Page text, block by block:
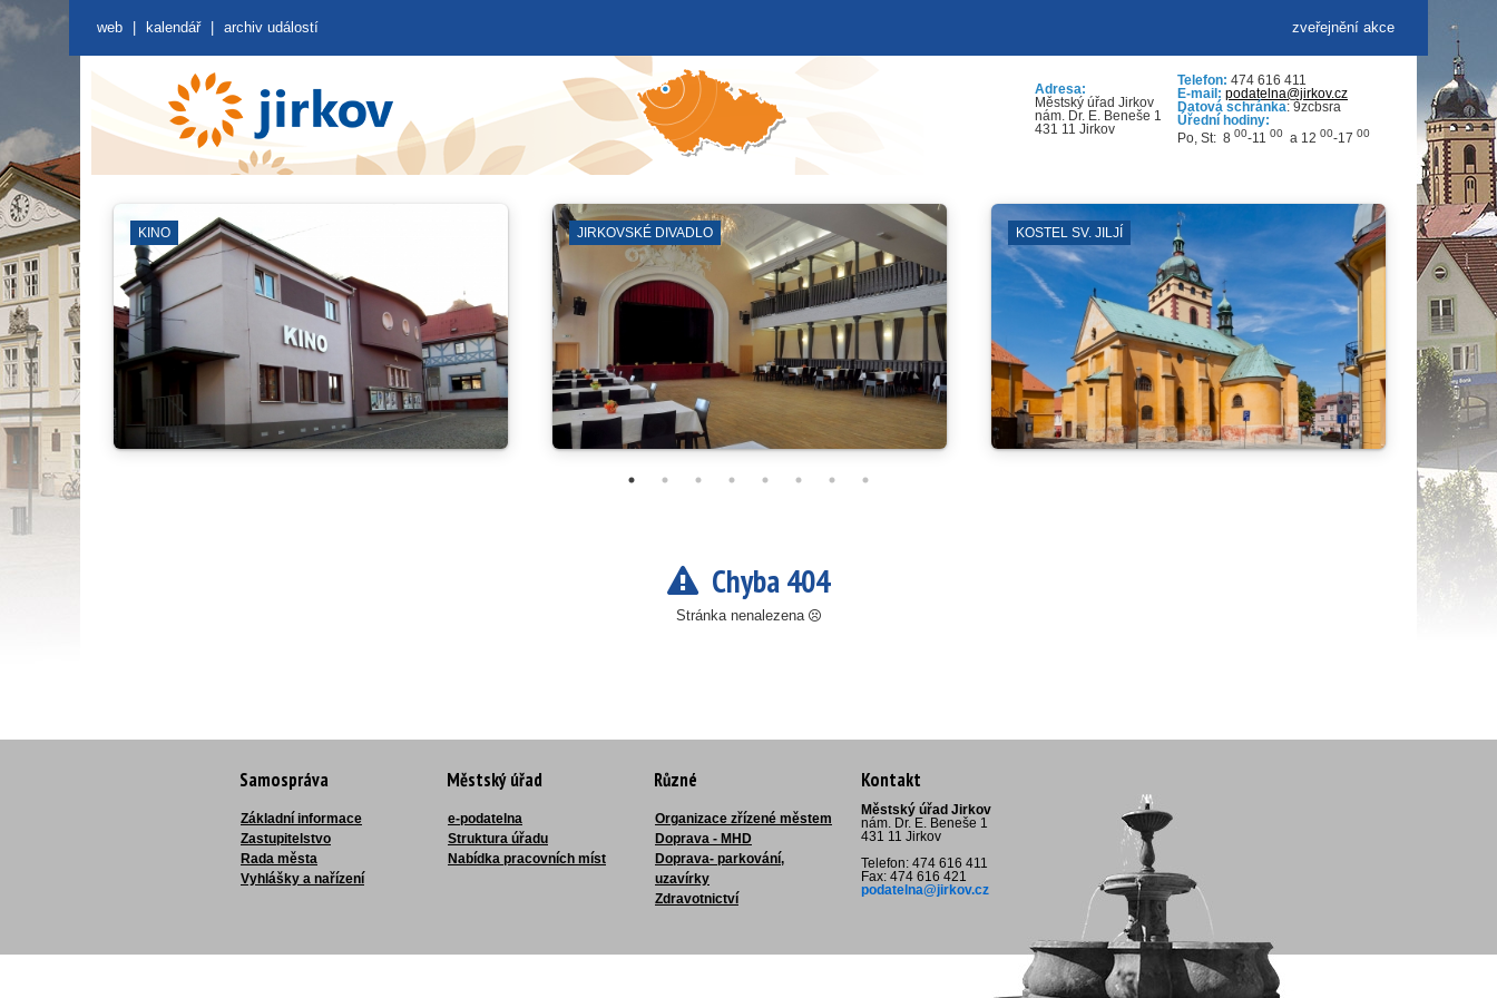
zveřejnění akce
web kalendář archiv událostí
Adresa:
Městský úřad Jirkov
nám. Dr. E. Beneše 1
431 11 Jirkov
Telefon: 474 616 411
E-mail: podatelna@jirkov.cz
Datová schránka: 9zcbsra
Úřední hodiny:
Po, St: 8 00-11 00 a 12 00-17 00
KINO JIRKOVSKÉ DIVADLO KOSTEL SV. JILJÍ OTEVŘENÁ
Chyba 404
Stránka nenalezena
Samospráva
Základní informace
Zastupitelstvo
Rada města
Vyhlášky a nařízení
Městský úřad
e-podatelna
Struktura úřadu
Nabídka pracovních míst
Různé
Organizace zřízené městem
Doprava - MHD
Doprava- parkování,
uzavírky
Zdravotnictví
Kontakt
Městský úřad Jirkov
nám. Dr. E. Beneše 1
431 11 Jirkov
Telefon: 474 616 411
Fax: 474 616 421
podatelna@jirkov.cz